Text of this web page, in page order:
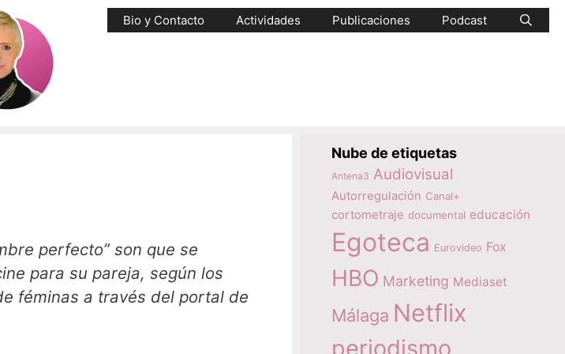
Bio y Contacto Actividades Publicaciones Podcast
perfecto” son que se
para su pareja, según los
féminas a través del portal de
Nube de etiquetas
Antena3 Audiovisual
Autorregulación Canal+
cortometraje documental educación
Egoteca Eurovideo Fox
HBO Marketing Mediaset
Málaga Netflix
periodismo